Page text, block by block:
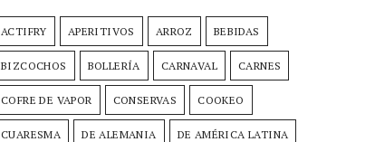
ACTIFRY APERITIVOS ARROZ BEBIDAS
BIZCOCHOS BOLLERÍA CARNAVAL CARNES
COFRE DE VAPOR CONSERVAS COOKEO
CUARESMA DE ALEMANIA DE AMÉRICA LATINA